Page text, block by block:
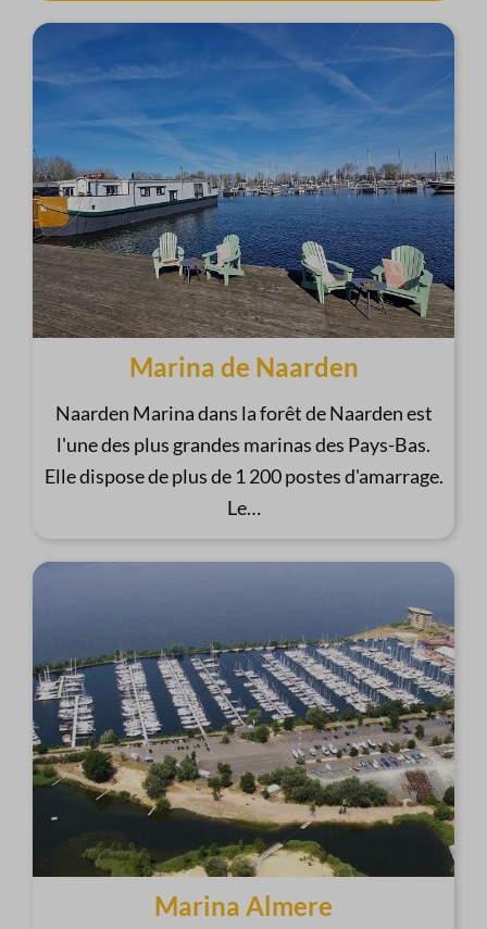
Marina de Naarden
Naarden Marina dans la forêt de Naarden est
l'une des plus grandes marinas des Pays-Bas.
Elle dispose de plus de 1 200 postes d'amarrage.
Le…
Marina Almere